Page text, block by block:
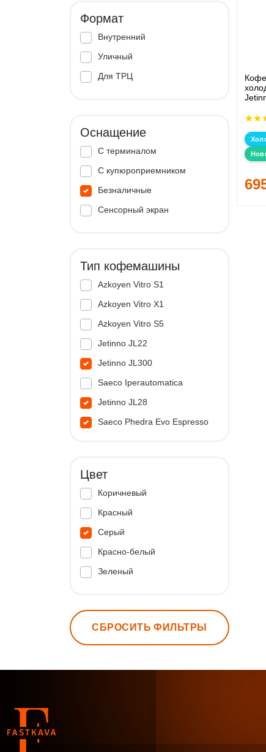
Формат
Внутренний
Уличный
Для ТРЦ
Оснащение
С терминалом
С купюроприемником
Безналичные
Сенсорный экран
Тип кофемашины
Azkoyen Vitro S1
Azkoyen Vitro X1
Azkoyen Vitro S5
Jetinno JL22
Jetinno JL300
Saeco Iperautomatica
Jetinno JL28
Saeco Phedra Evo Espresso
Цвет
Коричневый
Красный
Серый
Красно-белый
Зеленый
СБРОСИТЬ ФИЛЬТРЫ